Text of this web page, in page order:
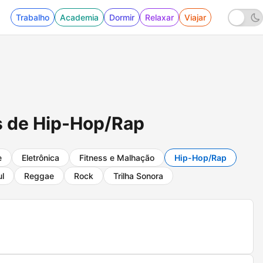
Trabalho Academia Dormir Relaxar Viajar
de Hip-Hop/Rap
Eletrônica Fitness e Malhação
Hip-Hop/Rap
Reggae Rock Trilha Sonora